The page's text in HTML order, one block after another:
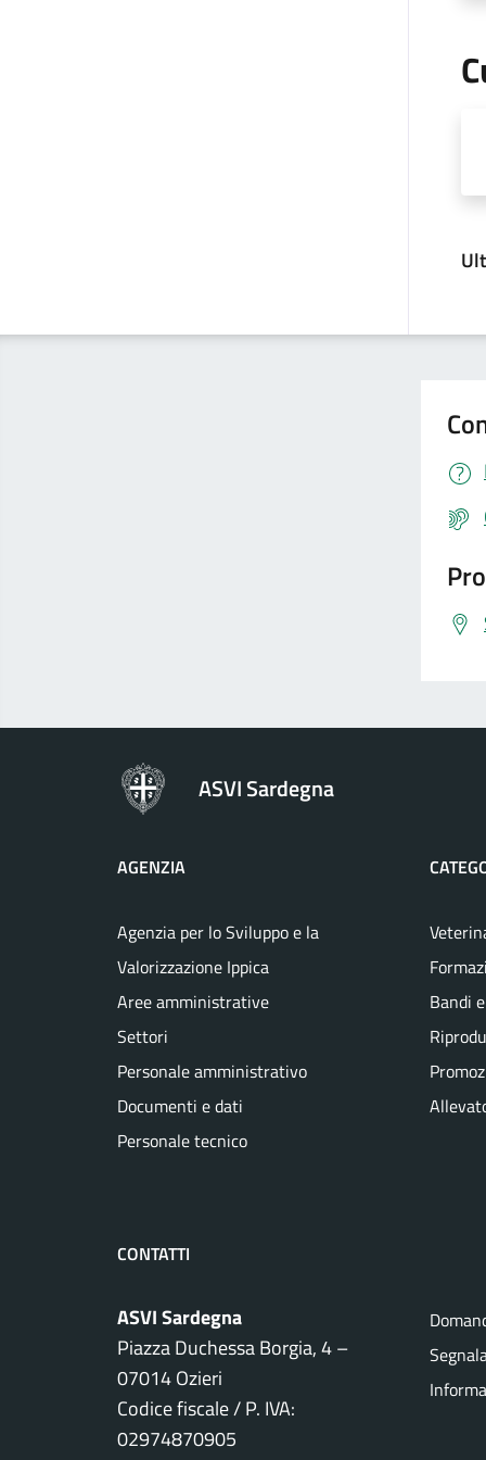
ASVI Sardegna
AGENZIA
Agenzia per lo Sviluppo e la
Valorizzazione Ippica
Aree amministrative
Settori
Personale amministrativo
Documenti e dati
Personale tecnico
Bandi
CONTATTI
ASVI Sardegna
Piazza Duchessa Borgia, 4 –
07014 Ozieri
Codice fiscale / P. IVA:
02974870905